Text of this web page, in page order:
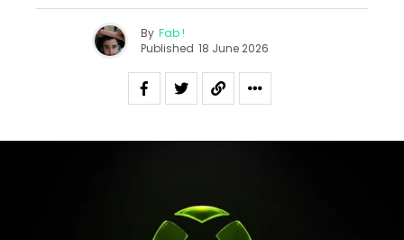
By Fab !
Published 18 June 2026